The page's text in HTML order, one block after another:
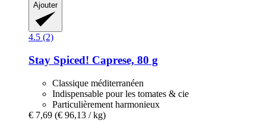
Ajouter
4.5 (2)
Stay Spiced! Caprese, 80 g
Classique méditerranéen
Indispensable pour les tomates & cie
Particulièrement harmonieux
€ 7,69 (€ 96,13 / kg)